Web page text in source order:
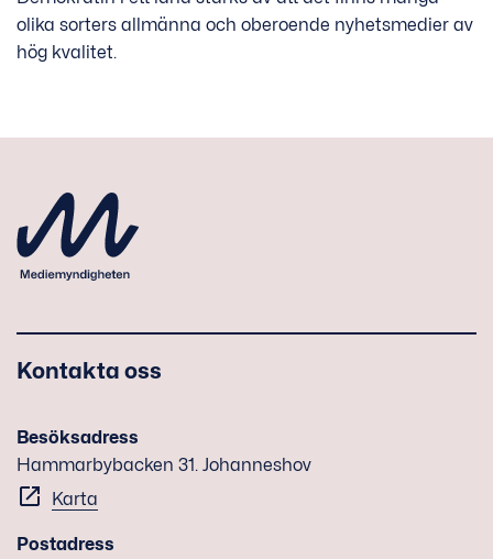
olika sorters allmänna och oberoende nyhetsmedier av
hög kvalitet.
Kontakta oss
Besöksadress
Hammarbybacken 31. Johanneshov
Karta
Postadress